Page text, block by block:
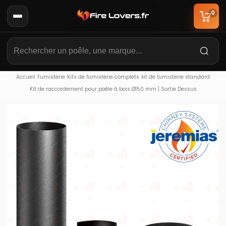
0
Accueil Fumisterie Kits de fumisterie complets kit de fumisterie standard
Kit de raccordement pour poêle à bois Ø150 mm | Sortie Dessus